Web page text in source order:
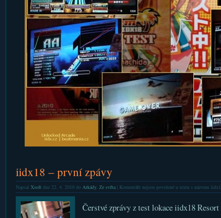
iidx18 – první zpávy
Napsal Xsoftdne 22. 4. 2010 do Arkády, Ze světa| Komentáře nejsou povolenéu textu s názvem
Čerstvé zprávy z test lokace iidx18